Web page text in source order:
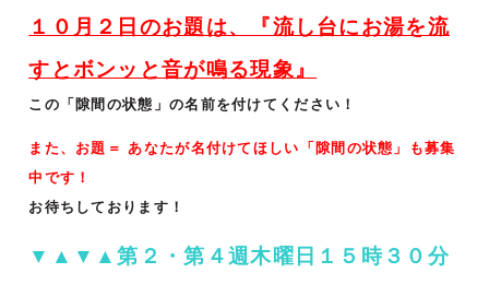
１０月２日のお題は、 『流し台にお湯を流
すとボンッと音が鳴る現象』
この「隙間の状態」の名前を付けてください！
また、お題＝ あなたが名付けてほしい「隙間の状態」も募集
中です！
お待ちしております！
▼▲▼▲第２・第４週木曜日１５時３０分